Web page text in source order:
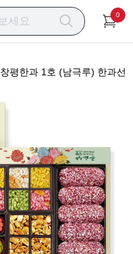
0
평한과 1호 (남극루) 한과선